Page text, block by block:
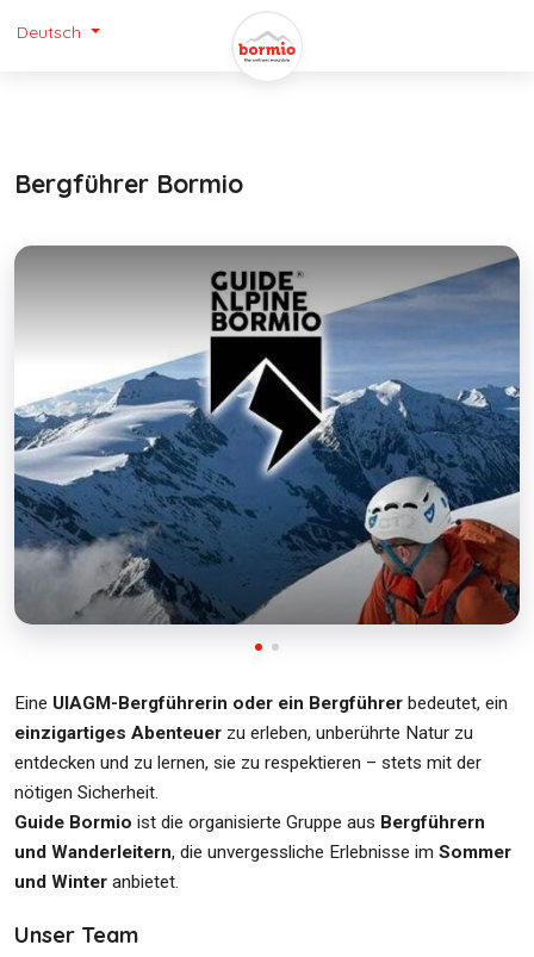
Deutsch
Bergführer Bormio
Eine UIAGM-Bergführerin oder ein Bergführer bedeutet, ein
einzigartiges Abenteuer zu erleben, unberührte Natur zu
entdecken und zu lernen, sie zu respektieren – stets mit der
nötigen Sicherheit.
Guide Bormio ist die organisierte Gruppe aus Bergführern
und Wanderleitern, die unvergessliche Erlebnisse im Sommer
und Winter anbietet.
Unser Team